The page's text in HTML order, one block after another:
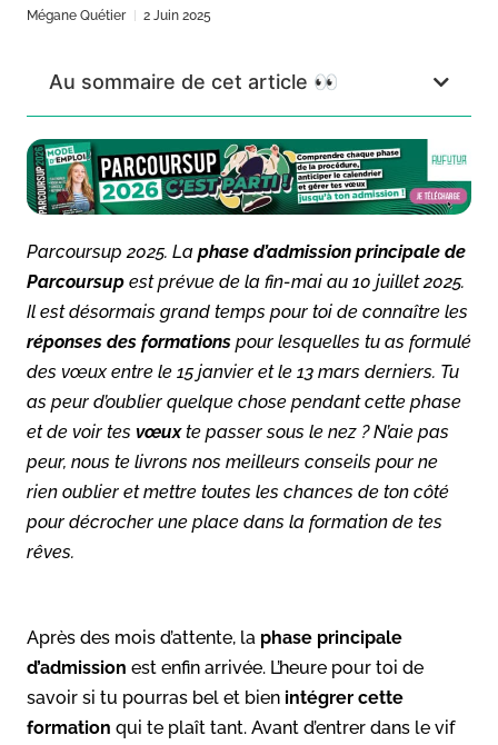
Mégane Quétier 2 Juin 2025
Au sommaire de cet article 👀
Parcoursup 2025. La phase d’admission principale de
Parcoursup est prévue de la fin-mai au 10 juillet 2025.
Il est désormais grand temps pour toi de connaître les
réponses des formations pour lesquelles tu as formulé
des vœux entre le 15 janvier et le 13 mars derniers. Tu
as peur d’oublier quelque chose pendant cette phase
et de voir tes vœuxte passer sous le nez ? N’aie pas
peur, nous te livrons nos meilleurs conseils pour ne
rien oublier et mettre toutes les chances de ton côté
pour décrocher une place dans la formation de tes
rêves.
Après des mois d’attente, la phase principale
d’admission est enfin arrivée. L’heure pour toi de
savoir si tu pourras bel et bien intégrer cette
formation qui te plaît tant. Avant d’entrer dans le vif